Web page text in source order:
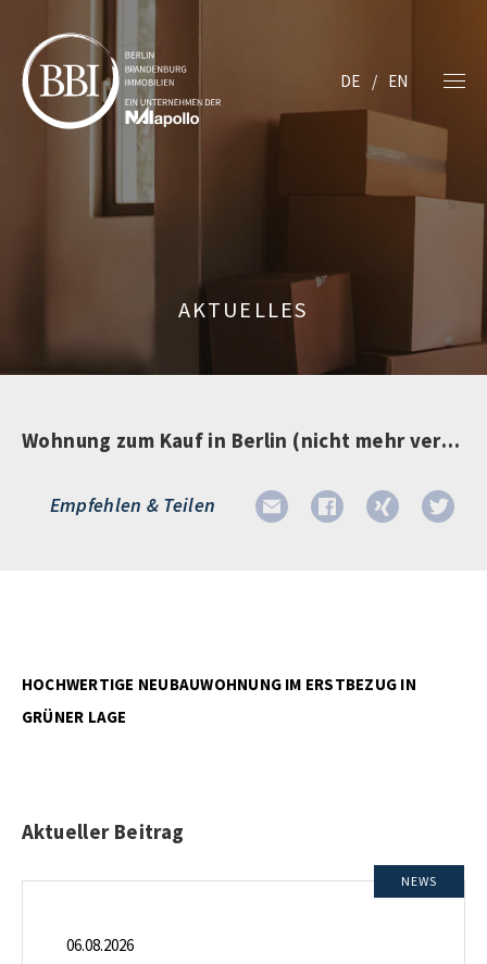
DE EN
AKTUELLES
Wohnung zum Kauf in Berlin (nicht mehr verfügbar)
Empfehlen & Teilen
HOCHWERTIGE NEUBAUWOHNUNG IM ERSTBEZUG IN
GRÜNER LAGE
Aktueller Beitrag
NEWS
06.08.2026